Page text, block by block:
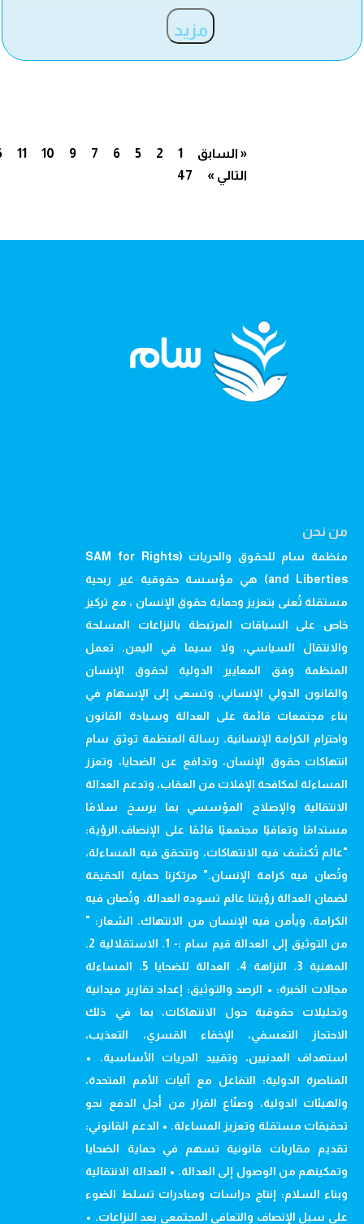
مزيد
« السابق 1
2
5
6
7
9
10
11
47
التالي »
من نحن
منظمة سام للحقوق والحريات (SAM for Rights
and Liberties) هي مؤسسة حقوقية غير ربحية
مستقلة تُعنى بتعزيز وحماية حقوق الإنسان ، مع تركيز
خاص على السياقات المرتبطة بالنزاعات المسلحة
والانتقال السياسي، ولا سيما في اليمن. تعمل
المنظمة وفق المعايير الدولية لحقوق الإنسان
والقانون الدولي الإنساني، وتسعى إلى الإسهام في
بناء مجتمعات قائمة على العدالة وسيادة القانون
واحترام الكرامة الإنسانية. رسالة المنظمة توثق سام
انتهاكات حقوق الإنسان، وتدافع عن الضحايا، وتعزز
المساءلة لمكافحة الإفلات من العقاب، وتدعم العدالة
الانتقالية والإصلاح المؤسسي بما يرسخ سلامًا
مستدامًا وتعافيًا مجتمعيًا قائمًا على الإنصاف.الرؤية:
"عالم تُكشف فيه الانتهاكات، وتتحقق فيه المساءلة،
وتُصان فيه كرامة الإنسان." مرتكزنا حماية الحقيقة
لضمان العدالة رؤيتنا عالم تسوده العدالة، وتُصان فيه
الكرامة، ويأمن فيه الإنسان من الانتهاك. الشعار: "
من التوثيق إلى العدالة قيم سام :- 1. الاستقلالية 2.
المهنية 3. النزاهة 4. العدالة للضحايا 5. المساءلة
مجالات الخبرة: • الرصد والتوثيق: إعداد تقارير ميدانية
وتحليلات حقوقية حول الانتهاكات، بما في ذلك
الاحتجاز التعسفي، الإخفاء القسري، التعذيب،
استهداف المدنيين، وتقييد الحريات الأساسية. •
المناصرة الدولية: التفاعل مع آليات الأمم المتحدة،
والهيئات الدولية، وصنّاع القرار من أجل الدفع نحو
تحقيقات مستقلة وتعزيز المساءلة. • الدعم القانوني:
تقديم مقاربات قانونية تسهم في حماية الضحايا
وتمكينهم من الوصول إلى العدالة. • العدالة الانتقالية
وبناء السلام: إنتاج دراسات ومبادرات تسلط الضوء
على سبل الإنصاف والتعافي المجتمعي بعد النزاعات. •